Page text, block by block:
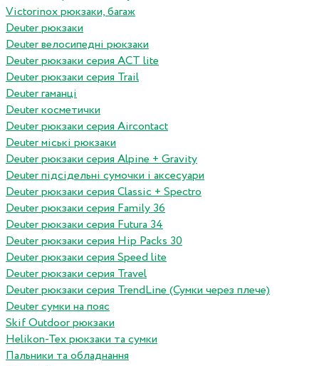
Victorinox рюкзаки, багаж
Deuter рюкзаки
Deuter велосипедні рюкзаки
Deuter рюкзаки серия ACT lite
Deuter рюкзаки серия Trail
Deuter гаманці
Deuter косметички
Deuter рюкзаки серия Aircontact
Deuter міські рюкзаки
Deuter рюкзаки серия Alpine + Gravity
Deuter підсідельні сумочки і аксесуари
Deuter рюкзаки серия Classic + Spectro
Deuter рюкзаки серия Family 36
Deuter рюкзаки серия Futura 34
Deuter рюкзаки серия Hip Packs 30
Deuter рюкзаки серия Speed lite
Deuter рюкзаки серия Travel
Deuter рюкзаки серия TrendLine (Сумки через плече)
Deuter сумки на пояс
Skif Outdoor рюкзаки
Helikon-Tex рюкзаки та сумки
Пальники та обладнання